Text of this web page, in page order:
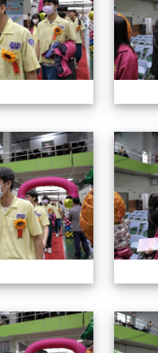
114年畢
114年畢